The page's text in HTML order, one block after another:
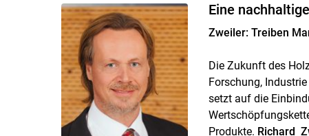
Eine
Zweiler: Treiben
Die Zukunft des
Forschung,
setzt auf die
Produkte. Richard